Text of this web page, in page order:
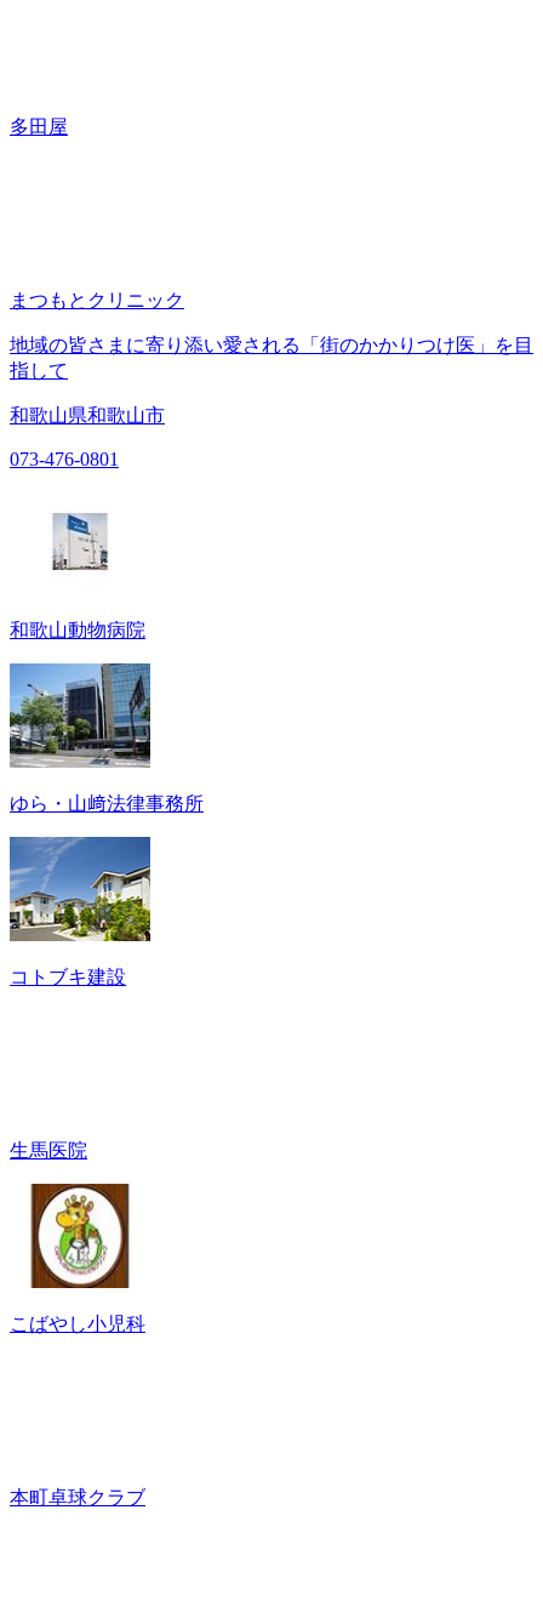
多田屋
まつもとクリニック
地域の皆さまに寄り添い愛される「街のかかりつけ医」を目
指して
和歌山県和歌山市
073-476-0801
和歌山動物病院
ゆら・山﨑法律事務所
コトブキ建設
生馬医院
こばやし小児科
本町卓球クラブ